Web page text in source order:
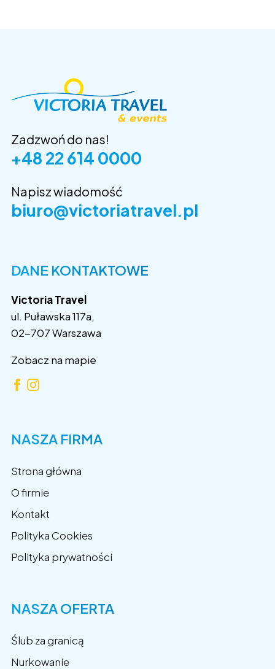
Zadzwoń do nas!
+48 22 614 0000
Napisz wiadomość
biuro@victoriatravel.pl
DANE KONTAKTOWE
Victoria Travel
ul. Puławska 117a,
02-707 Warszawa
Zobacz na mapie
NASZA FIRMA
Strona główna
O firmie
Kontakt
Polityka Cookies
Polityka prywatności
NASZA OFERTA
Ślub za granicą
Nurkowanie